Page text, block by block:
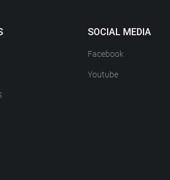
SOCIAL MEDIA
Facebook
Youtube